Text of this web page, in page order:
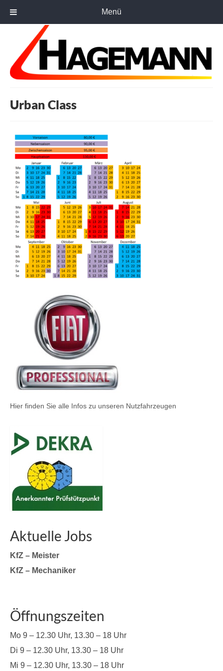
Urban Class
Hier finden Sie alle Infos zu unseren Nutzfahrzeugen
Aktuelle Jobs
KfZ – Meister
KfZ – Mechaniker
Öffnungszeiten
Mo 9 – 12.30 Uhr, 13.30 – 18 Uhr
Di 9 – 12.30 Uhr, 13.30 – 18 Uhr
Mi 9 – 12.30 Uhr, 13.30 – 18 Uhr
Menü